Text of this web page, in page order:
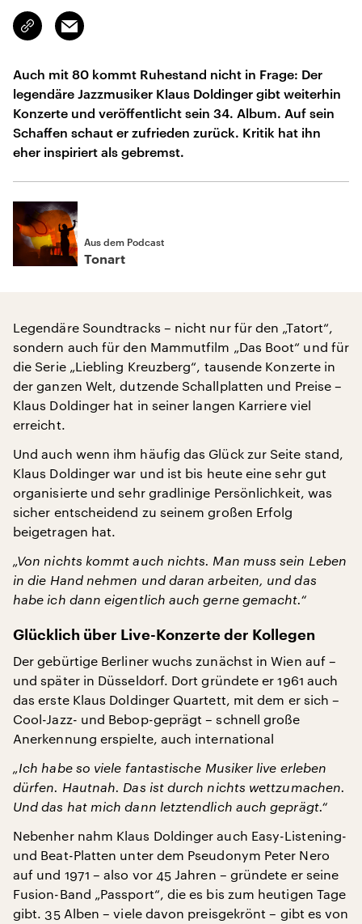
Link
kopieren/teilen
Email
Auch mit 80 kommt Ruhestand nicht in Frage: Der
legendäre Jazzmusiker Klaus Doldinger gibt weiterhin
Konzerte und veröffentlicht sein 34. Album. Auf sein
Schaffen schaut er zufrieden zurück. Kritik hat ihn
eher inspiriert als gebremst.
Aus dem Podcast
Tonart
Legendäre Soundtracks – nicht nur für den „Tatort“,
sondern auch für den Mammutfilm „Das Boot“ und für
die Serie „Liebling Kreuzberg“, tausende Konzerte in
der ganzen Welt, dutzende Schallplatten und Preise –
Klaus Doldinger hat in seiner langen Karriere viel
erreicht.
Und auch wenn ihm häufig das Glück zur Seite stand,
Klaus Doldinger war und ist bis heute eine sehr gut
organisierte und sehr gradlinige Persönlichkeit, was
sicher entscheidend zu seinem großen Erfolg
beigetragen hat.
„Von nichts kommt auch nichts. Man muss sein Leben
in die Hand nehmen und daran arbeiten, und das
habe ich dann eigentlich auch gerne gemacht.“
Glücklich über Live-Konzerte der Kollegen
Der gebürtige Berliner wuchs zunächst in Wien auf –
und später in Düsseldorf. Dort gründete er 1961 auch
das erste Klaus Doldinger Quartett, mit dem er sich –
Cool-Jazz- und Bebop-geprägt – schnell große
Anerkennung erspielte, auch international
„Ich habe so viele fantastische Musiker live erleben
dürfen. Hautnah. Das ist durch nichts wettzumachen.
Und das hat mich dann letztendlich auch geprägt.“
Nebenher nahm Klaus Doldinger auch Easy-Listening-
und Beat-Platten unter dem Pseudonym Peter Nero
auf und 1971 – also vor 45 Jahren – gründete er seine
Fusion-Band „Passport“, die es bis zum heutigen Tage
gibt. 35 Alben – viele davon preisgekrönt – gibt es von